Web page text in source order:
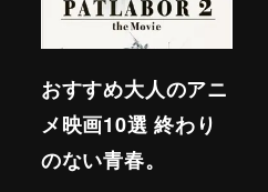
おすすめ大人のアニ
メ映画10選 終わり
のない青春。